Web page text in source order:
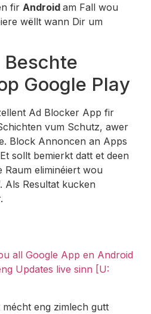
fir Android am Fall wou
wëllt wann Dir um
Beschte
Google Play
Ad Blocker App fir
vum Schutz, awer
Block Annoncen an Apps
sollt bemierkt datt et deen
Raum eliminéiert wou
Als Resultat kucken
all Google App en Android
Updates live sinn [U:
mécht eng zimlech gutt